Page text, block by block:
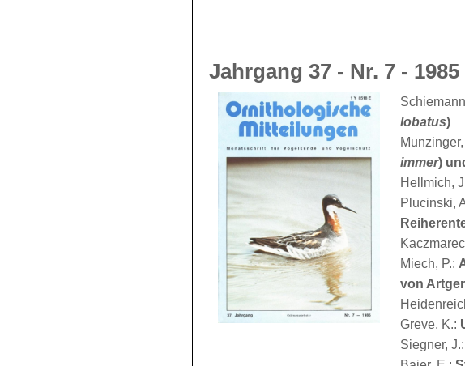
Jahrgang 37 - Nr. 7 - 1985
lobatus)
immer)
Hellmich,
Plucinski,
Miech, P.:
von
Greve, K.:
Siegner, J.: